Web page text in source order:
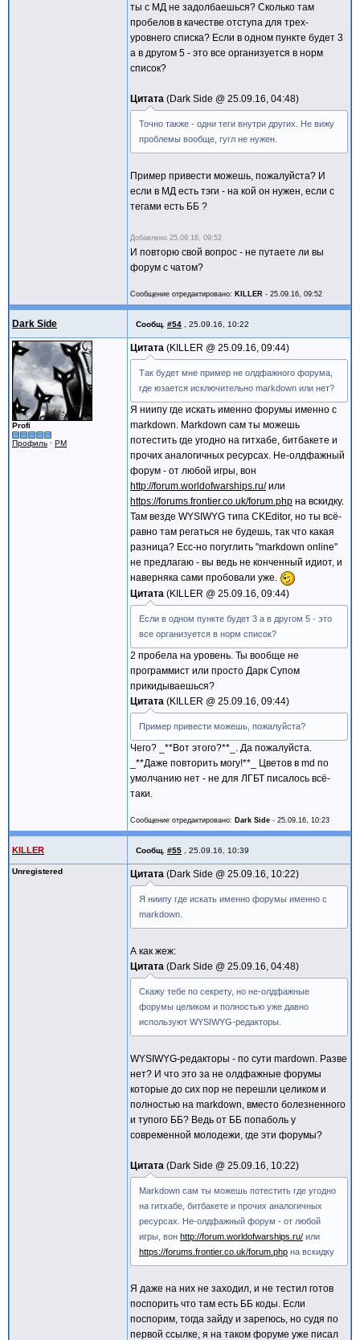
ты с МД не задолбаешься? Сколько там
пробелов в качестве отступа для трех-
уровнего списка? Если в одном пункте будет 3
а в другом 5 - это все организуется в норм
список?
Цитата Dark Side @ 25.09.16, 04:48
Точно также - одни теги внутри других. Не вижу
проблемы вообще, гугл не нужен.
Пример привести можешь, пожалуйста? И
если в МД есть тэги - на кой он нужен, если с
тегами есть ББ ?
Добавлено 25.09.16, 09:52
И повторю свой вопрос - не путаете ли вы
форум с чатом?
Сообщение отредактировано: KILLER - 25.09.16, 09:52
Dark Side Сообщ. #54 25.09.16, 10:22
Profi
Профиль · PM
Цитата KILLER @ 25.09.16, 09:44
Так будет мне пример не олдфажного форума,
где юзается исключительно markdown или нет?
Я ниипу где искать именно форумы именно с
markdown. Markdown сам ты можешь
потестить где угодно на гитхабе, битбакете и
прочих аналогичных ресурсах. Не-олдфажный
форум - от любой игры, вон
http://forum.worldofwarships.ru/или
https://forums.frontier.co.uk/forum.php на вскидку.
Там везде WYSIWYG типа CKEditor, но ты всё-
равно там регаться не будешь, так что какая
разница? Есс-но погуглить "markdown online"
не предлагаю - вы ведь не конченный идиот, и
наверняка сами пробовали уже.
Цитата
KILLER @ 25.09.16, 09:44
Если в одном пункте будет 3 а в другом 5 - это
все организуется в норм список?
2 пробела на уровень. Ты вообще не
программист или просто Дарк Супом
прикидываешься?
Цитата
KILLER @ 25.09.16, 09:44
Пример привести можешь, пожалуйста?
Чего? _**Вот этого?**_. Да пожалуйста.
_**Даже повторить могу!**_ Цветов в md по
умолчанию нет - не для ЛГБТ писалось всё-
таки.
Сообщение отредактировано: Dark Side - 25.09.16, 10:23
KILLER Сообщ. #55 25.09.16, 10:39
Unregistered Цитата Dark Side @ 25.09.16, 10:22
Я ниипу где искать именно форумы именно с
markdown.
А как жеж:
Цитата
Dark Side @ 25.09.16, 04:48
Скажу тебе по секрету, но не-олдфажные
форумы целиком и полностью уже давно
используют WYSIWYG-редакторы.
WYSIWYG-редакторы - по сути mardown. Разве
нет? И что это за не олдфажные форумы
которые до сих пор не перешли целиком и
полностью на markdown, вместо болезненного
и тупого ББ? Ведь от ББ попаболь у
современной молодежи, где эти форумы?
Цитата Dark Side @ 25.09.16, 10:22
Markdown сам ты можешь потестить где угодно
на гитхабе, битбакете и прочих аналогичных
ресурсах. Не-олдфажный форум - от любой
игры, вон http://forum.worldofwarships.ru/ или
https://forums.frontier.co.uk/forum.php на вскидку
Я даже на них не заходил, и не тестил готов
поспорить что там есть ББ коды. Если
поспорим, тогда зайду и зарегюсь, но судя по
первой ссылке, я на таком форуме уже писал